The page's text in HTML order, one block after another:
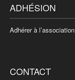
ADHÉSION
Adhérer à l’association
CONTACT